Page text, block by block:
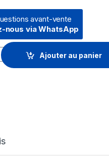
avant-vente
nous via WhatsApp
HPE LTO-8 30 To Pack de
Ajouter au panier